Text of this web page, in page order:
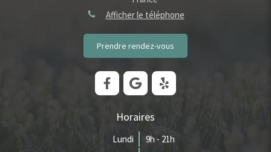
Afficher le téléphone
Prendre rendez-vous
Horaires
Lundi
9h - 21h